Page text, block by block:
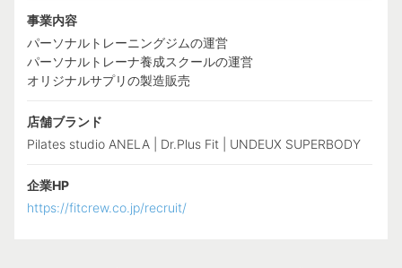
事業内容
パーソナルトレーニングジムの運営
パーソナルトレーナ養成スクールの運営
オリジナルサプリの製造販売
店舗ブランド
Pilates studio ANELA | Dr.Plus Fit | UNDEUX SUPERBODY
企業HP
https://fitcrew.co.jp/recruit/